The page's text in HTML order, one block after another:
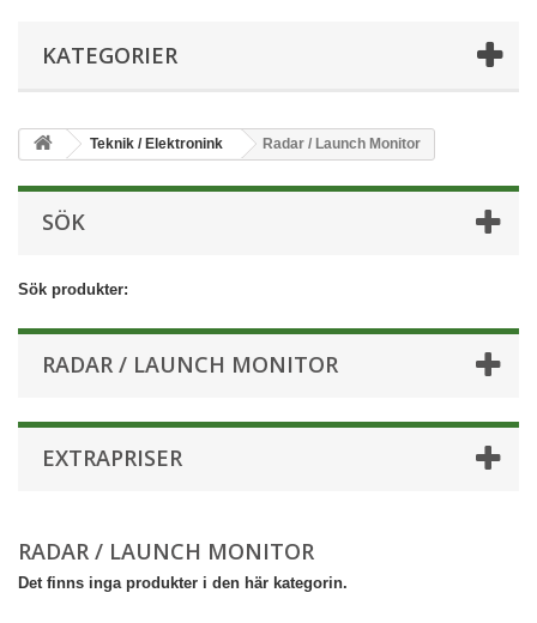
KATEGORIER
Teknik / Elektronink Radar / Launch Monitor
SÖK
Sök produkter:
RADAR / LAUNCH MONITOR
EXTRAPRISER
RADAR / LAUNCH MONITOR
Det finns inga produkter i den här kategorin.